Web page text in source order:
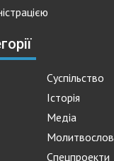
Суспільство
Історія
Медіа
Молитвослов
Спецпроекти